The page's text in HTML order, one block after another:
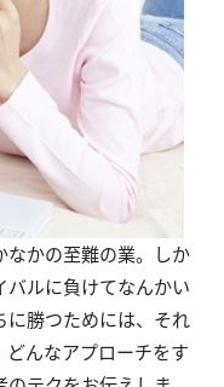
なかの至難の業。しか
バルに負けてなんかい
勝つためには、それ
んなアプローチをす